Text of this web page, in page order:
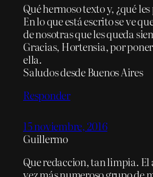
Qué hermoso texto y, ¿qué
En lo que está escrito se ve
de nosotras que les queda
Gracias, Hortensia, por
ella.
Saludos desde Buenos Aires
Responder
15 noviembre, 2016
Guillermo
Que redaccion, tan limpia. El